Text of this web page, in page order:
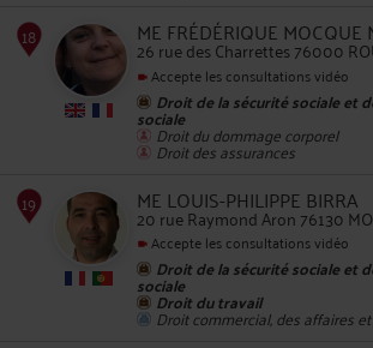
14
15
ME FRÉDÉRIQUE MOCQUE
26 rue des Charrettes 76000
Accepte les consultations vidéo
Droit de la sécurité sociale et
sociale
Droit du dommage corporel
Droit des assurances
ME LOUIS-PHILIPPE BIRRA
20 rue Raymond Aron 76130
Accepte les consultations vidéo
Droit de la sécurité sociale et
sociale
Droit du travail
Droit commercial, des affaires